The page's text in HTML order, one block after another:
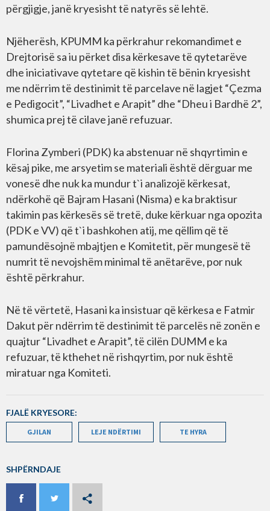
përgjigje, janë kryesisht të natyrës së lehtë.
Njëherësh, KPUMM ka përkrahur rekomandimet e
Drejtorisë sa iu përket disa kërkesave të qytetarëve
dhe iniciativave qytetare që kishin të bënin kryesisht
me ndërrim të destinimit të parcelave në lagjet “Çezma
e Pedigocit”, “Livadhet e Arapit” dhe “Dheu i Bardhë 2”,
shumica prej të cilave janë refuzuar.
Florina Zymberi (PDK) ka abstenuar në shqyrtimin e
kësaj pike, me arsyetim se materiali është dërguar me
vonesë dhe nuk ka mundur t`i analizojë kërkesat,
ndërkohë që Bajram Hasani (Nisma) e ka braktisur
takimin pas kërkesës së tretë, duke kërkuar nga opozita
(PDK e VV) që t`i bashkohen atij, me qëllim që të
pamundësojnë mbajtjen e Komitetit, për mungesë të
numrit të nevojshëm minimal të anëtarëve, por nuk
është përkrahur.
Në të vërtetë, Hasani ka insistuar që kërkesa e Fatmir
Dakut për ndërrim të destinimit të parcelës në zonën e
quajtur “Livadhet e Arapit”, të cilën DUMM e ka
refuzuar, të kthehet në rishqyrtim, por nuk është
miratuar nga Komiteti.
FJALË KRYESORE:
GJILAN LEJE NDËRTIMI TE HYRA
SHPËRNDAJE